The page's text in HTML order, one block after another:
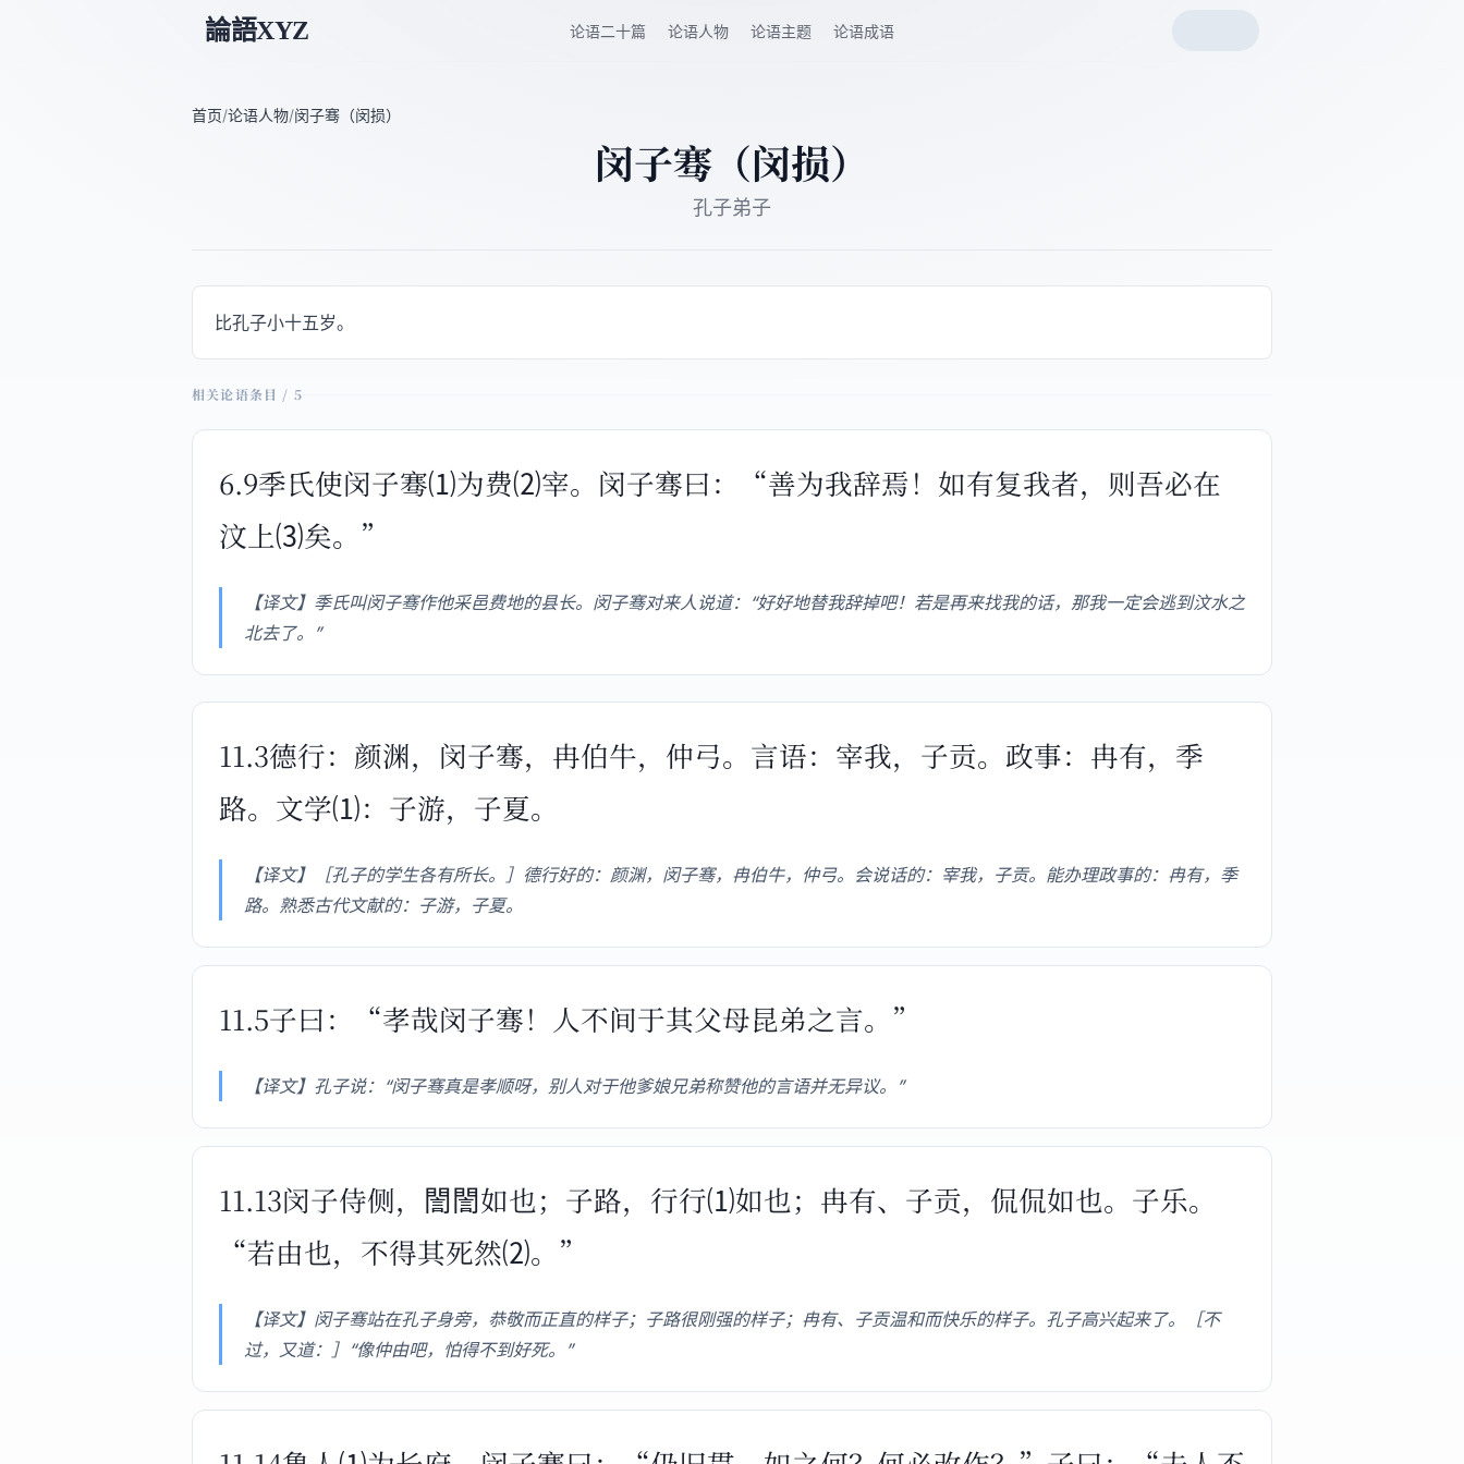
論語XYZ 论语二十篇 论语人物 论语主题 论语成语
首页/论语人物/闵子骞（闵损）
闵子骞（闵损）
孔子弟子
比孔子小十五岁。
相关论语条目 / 5
6.9季氏使闵子骞⑴为费⑵宰。闵子骞曰：“善为我辞焉！如有复我者，则吾必在
汶上⑶矣。”
【译文】季氏叫闵子骞作他采邑费地的县长。闵子骞对来人说道：“好好地替我辞掉吧！若是再来找我的话，那我一定会逃到汶水之
北去了。”
11.3德行：颜渊，闵子骞，冉伯牛，仲弓。言语：宰我，子贡。政事：冉有，季
路。文学⑴：子游，子夏。
【译文】［孔子的学生各有所长。］德行好的：颜渊，闵子骞，冉伯牛，仲弓。会说话的：宰我，子贡。能办理政事的：冉有，季
路。熟悉古代文献的：子游，子夏。
11.5子曰：“孝哉闵子骞！人不间于其父母昆弟之言。”
【译文】孔子说：“闵子骞真是孝顺呀，别人对于他爹娘兄弟称赞他的言语并无异议。”
11.13闵子侍侧，誾誾如也；子路，行行⑴如也；冉有、子贡，侃侃如也。子乐。
“若由也，不得其死然⑵。”
【译文】闵子骞站在孔子身旁，恭敬而正直的样子；子路很刚强的样子；冉有、子贡温和而快乐的样子。孔子高兴起来了。［不
过，又道：］“像仲由吧，怕得不到好死。”